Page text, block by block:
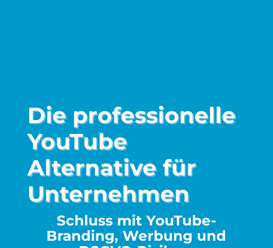
Die professionelle
YouTube
Alternative für
Unternehmen
Schluss mit YouTube-
Branding, Werbung und